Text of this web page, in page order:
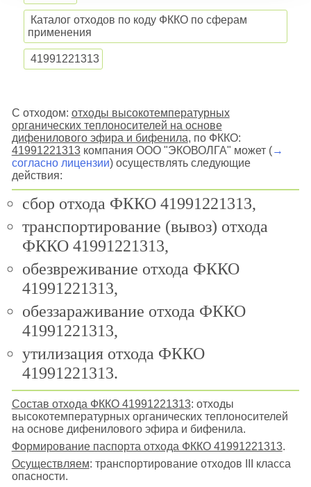
Каталог отходов по коду ФККО по сферам
применения
41991221313
С отходом: отходы высокотемпературных
органических теплоносителей на основе
дифенилового эфира и бифенила, по ФККО:
41991221313компания ООО "ЭКОВОЛГА" может (→
согласно лицензии) осуществлять следующие
действия:
сбор отхода ФККО 41991221313,
транспортирование (вывоз) отхода
ФККО 41991221313,
обезвреживание отхода ФККО
41991221313,
обеззараживание отхода ФККО
41991221313,
утилизация отхода ФККО
41991221313.
Состав отхода ФККО 41991221313: отходы
высокотемпературных органических теплоносителей
на основе дифенилового эфира и бифенила.
Формирование паспорта отхода ФККО 41991221313.
Осуществляем: транспортирование отходов III класса
опасности.